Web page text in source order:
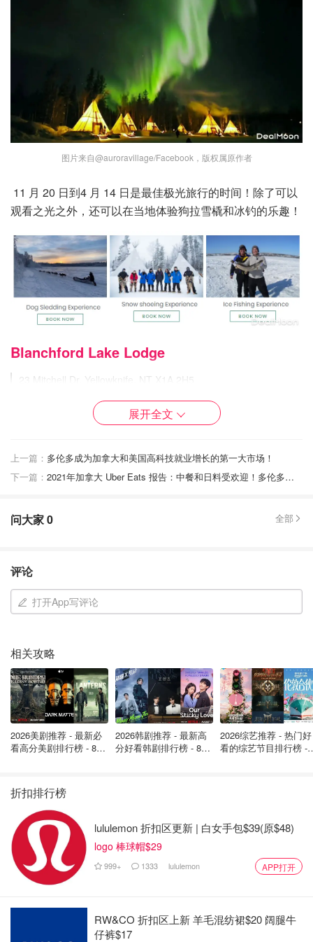
图片来自@auroravillage/Facebook，版权属原作者
11 月 20 日到4 月 14 日是最佳极光旅行的时间！除了可以
观看之光之外，还可以在当地体验狗拉雪橇和冰钓的乐趣！
Blanchford Lake Lodge
23 Mitchell Dr, Yellowknife, NT X1A 2H5
Blachford Lake Lodge 位于加拿大北部崎岖荒野的极光观赏
大西北地区首府耶洛奈夫市有半小时的路程。
来自官网
这家生态旅馆的位置非常偏远，可以观赏到极光。
展开全文
上一篇： 多伦多成为加拿大和美国高科技就业增长的第一大市场！
下一篇：
2021年加拿大 Uber Eats 报告：中餐和日料受欢迎！多伦多被评超挑剔的城市！温哥华的常用备注亮了！
问大家0 全部
评论
打开App写评论
相关攻略
2026美剧推荐 - 最新必
看高分美剧排行榜 - 8月
2026韩剧推荐 - 最新高
分好看韩剧排行榜 - 8月
2026综艺推荐 - 热门好
看的综艺节目排行榜 -
折扣排行榜
lululemon 折扣区更新 | 白女手包$39(原$48)
logo 棒球帽$29
999+ 1333 lululemon APP打开
RW&CO 折扣区上新 羊毛混纺裙$20 阔腿牛
仔裤$17